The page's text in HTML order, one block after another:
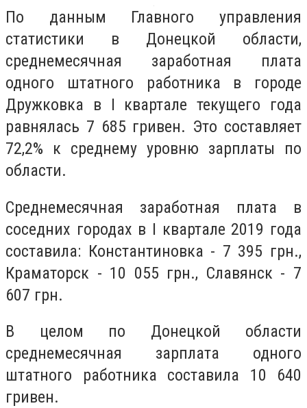
По данным Главного управления
статистики в Донецкой области,
среднемесячная заработная плата
одного штатного работника в городе
Дружковка в I квартале текущего года
равнялась 7 685 гривен. Это составляет
72,2% к среднему уровню зарплаты по
области.
Среднемесячная заработная плата в
соседних городах в I квартале 2019 года
составила: Константиновка - 7 395 грн.,
Краматорск - 10 055 грн., Славянск - 7
607 грн.
В целом по Донецкой области
среднемесячная зарплата одного
штатного работника составила 10 640
гривен.